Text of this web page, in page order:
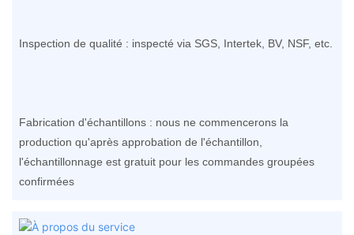
Inspection de qualité : inspecté via SGS, Intertek, BV, NSF, etc.
Fabrication d'échantillons : nous ne commencerons la
production qu'après approbation de l'échantillon,
l'échantillonnage est gratuit pour les commandes groupées
confirmées